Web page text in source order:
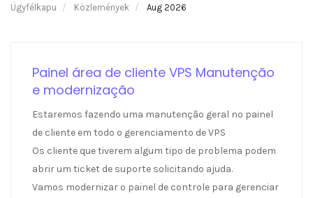
Ügyfélkapu Közlemények Aug 2026
Painel área de cliente VPS Manutenção
e modernização
Estaremos fazendo uma manutenção geral no painel
de cliente em todo o gerenciamento de VPS
Os cliente que tiverem algum tipo de problema podem
abrir um ticket de suporte solicitando ajuda.
Vamos modernizar o painel de controle para gerenciar